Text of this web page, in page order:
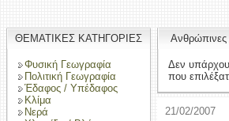
ΘΕΜΑΤΙΚΕΣ ΚΑΤΗΓΟΡΙΕΣ
Φυσική Γεωγραφία
Πολιτική Γεωγραφία
Έδαφος / Υπέδαφος
Κλίμα
Νερά
Δεν
που
21/02/2007